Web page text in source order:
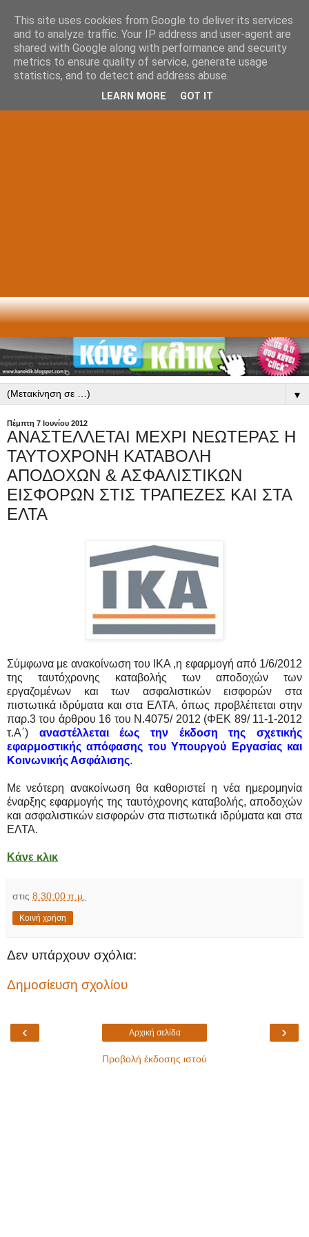
▼
Πέμπτη 7 Ιουνίου 2012
ΑΝΑΣΤΕΛΛΕΤΑΙ ΜΕΧΡΙ ΝΕΩΤΕΡΑΣ Η
ΤΑΥΤΟΧΡΟΝΗ ΚΑΤΑΒΟΛΗ
ΑΠΟΔΟΧΩΝ & ΑΣΦΑΛΙΣΤΙΚΩΝ
ΕΙΣΦΟΡΩΝ ΣΤΙΣ ΤΡΑΠΕΖΕΣ ΚΑΙ ΣΤΑ
ΕΛΤΑ
Σύμφωνα με ανακοίνωση του ΙΚΑ ,η εφαρμογή από 1/6/2012
της ταυτόχρονης καταβολής των αποδοχών των
εργαζομένων και των ασφαλιστικών εισφορών στα
πιστωτικά ιδρύματα και στα ΕΛΤΑ, όπως προβλέπεται στην
παρ.3 του άρθρου 16 του Ν.4075/ 2012 (ΦΕΚ 89/ 11-1-2012
τ.Α΄) αναστέλλεται έως την έκδοση της σχετικής
εφαρμοστικής απόφασης του Υπουργού Εργασίας και
Κοινωνικής Ασφάλισης.
Με νεότερη ανακοίνωση θα καθοριστεί η νέα ημερομηνία
έναρξης εφαρμογής της ταυτόχρονης καταβολής, αποδοχών
και ασφαλιστικών εισφορών στα πιστωτικά ιδρύματα και στα
ΕΛΤΑ.
Κάνε κλικ
στις 8:30:00 π.μ.
Κοινή χρήση
Δεν υπάρχουν σχόλια:
Δημοσίευση σχολίου
‹ ›
Αρχική σελίδα
Προβολή έκδοσης ιστού
This site uses cookies from Google to deliver its services
and to analyze traffic. Your IP address and user-agent are
shared with Google along with performance and security
metrics to ensure quality of service, generate usage
statistics, and to detect and address abuse.
LEARN MORE GOT IT